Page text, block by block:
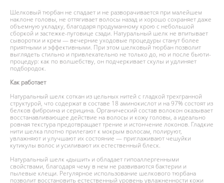
Шелковый тюрбан не спадает и не разворачивается при малейшем
наклоне головы, не оттягивает волосы назад и хорошо сохраняет даже
объемную укладку, благодаря продуманному крою с небольшой
сборкой и застежке-пуговице сзади. Натуральный шелк не впитывает
сыворотки и крем — вечерние уходовые процедуры станут более
приятными и эффективными. При этом шелковый тюрбан позволит
выглядеть стильно и привлекательно не только до, но и после бьюти-
процедур: как по волшебству, он подчеркивает скулы и удлиняет
подбородок.
Как работает
Натуральный шелк соткан из цельных нитей с гладкой трехгранной
структурой, что содержат в составе 18 аминокислот и на 97% состоят из
белков фиброина и серицина. Органический состав волокон оказывает
восстанавливающее действие на волосы и кожу головы, а идеально
ровная текстура предотвращает трение и истончение локонов. Гладкие
нити шелка плотно прилегают к мокрым волосам, полируют,
увлажняют и улучшают их состояние — приглаживают чешуйки
кутикулы волос и усиливают их естественный блеск.
Натуральный шелк «дышит» и обладает гипоаллергенными
свойствами, благодаря чему в нем не развиваются бактерии и
пылевые клещи. Регулярное использование шелкового тюрбана
позволит восстановить естественный уровень увлажненности кожи